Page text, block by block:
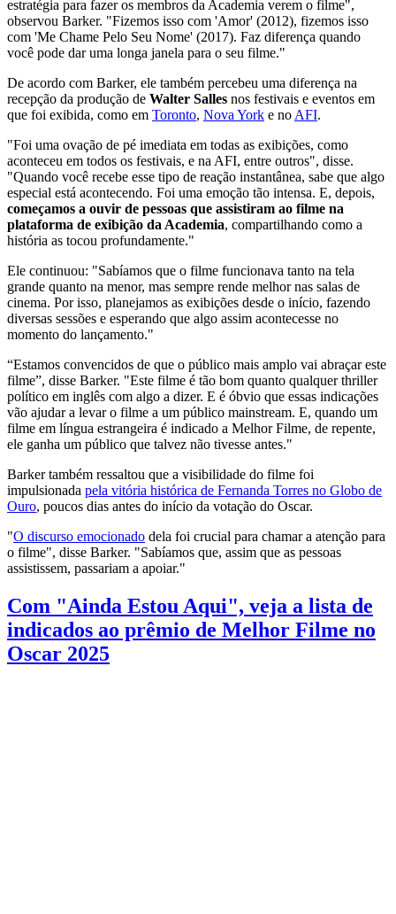
estratégia para fazer os membros da Academia verem o filme",
observou Barker. "Fizemos isso com 'Amor' (2012), fizemos isso
com 'Me Chame Pelo Seu Nome' (2017). Faz diferença quando
você pode dar uma longa janela para o seu filme."
De acordo com Barker, ele também percebeu uma diferença na
recepção da produção de Walter Salles nos festivais e eventos em
que foi exibida, como em Toronto, Nova York e no AFI.
"Foi uma ovação de pé imediata em todas as exibições, como
aconteceu em todos os festivais, e na AFI, entre outros", disse.
"Quando você recebe esse tipo de reação instantânea, sabe que algo
especial está acontecendo. Foi uma emoção tão intensa. E, depois,
começamos a ouvir de pessoas que assistiram ao filme na
plataforma de exibição da Academia, compartilhando como a
história as tocou profundamente."
Ele continuou: "Sabíamos que o filme funcionava tanto na tela
grande quanto na menor, mas sempre rende melhor nas salas de
cinema. Por isso, planejamos as exibições desde o início, fazendo
diversas sessões e esperando que algo assim acontecesse no
momento do lançamento."
“Estamos convencidos de que o público mais amplo vai abraçar este
filme”, disse Barker. "Este filme é tão bom quanto qualquer thriller
político em inglês com algo a dizer. E é óbvio que essas indicações
vão ajudar a levar o filme a um público mainstream. E, quando um
filme em língua estrangeira é indicado a Melhor Filme, de repente,
ele ganha um público que talvez não tivesse antes."
Barker também ressaltou que a visibilidade do filme foi
impulsionada pela vitória histórica de Fernanda Torres no Globo de
Ouro, poucos dias antes do início da votação do Oscar.
"O discurso emocionado dela foi crucial para chamar a atenção para
o filme", disse Barker. "Sabíamos que, assim que as pessoas
assistissem, passariam a apoiar."
Com "Ainda Estou Aqui", veja a lista de
indicados ao prêmio de Melhor Filme no
Oscar 2025